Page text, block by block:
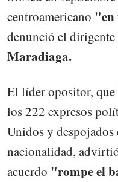
centroamericano "en
denunció el
Maradiaga.
El líder opositor, que
los 222 expresos
Unidos y despojados
nacionalidad,
acuerdo "rompe el